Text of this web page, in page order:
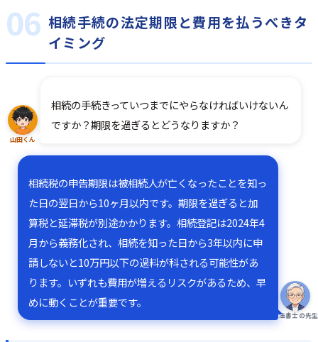
相続手続の法定期限と費用を払うべきタ
イミング
山田くん
相続の手続きっていつまでにやらなければいけないん
ですか？期限を過ぎるとどうなりますか？
司法書士の先生
相続税の申告期限は被相続人が亡くなったことを知っ
た日の翌日から10ヶ月以内です。期限を過ぎると加
算税と延滞税が別途かかります。相続登記は2024年4
月から義務化され、相続を知った日から3年以内に申
請しないと10万円以下の過料が科される可能性があ
ります。いずれも費用が増えるリスクがあるため、早
めに動くことが重要です。